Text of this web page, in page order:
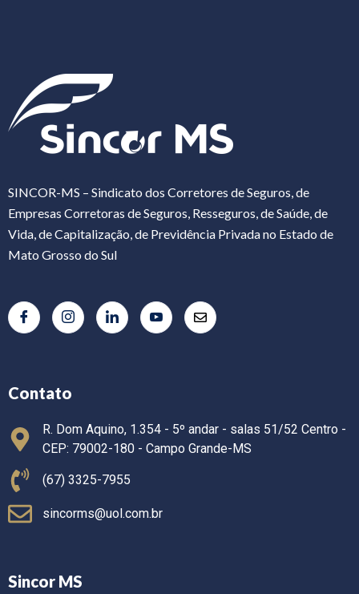
SINCOR-MS – Sindicato dos Corretores de Seguros, de
Empresas Corretoras de Seguros, Resseguros, de Saúde, de
Vida, de Capitalização, de Previdência Privada no Estado de
Mato Grosso do Sul
Contato
R. Dom Aquino, 1.354 - 5º andar - salas 51/52 Centro -
CEP: 79002-180 - Campo Grande-MS
(67) 3325-7955
sincorms@uol.com.br
Sincor MS